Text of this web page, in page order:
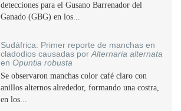
detecciones para el Gusano Barrenador del
Ganado (GBG) en los...
Sudáfrica: Primer reporte de manchas en
cladodios causadas por Alternaria alternata
en Opuntia robusta
Se observaron manchas color café claro con
anillos alternos alrededor, formando una costra,
en los...